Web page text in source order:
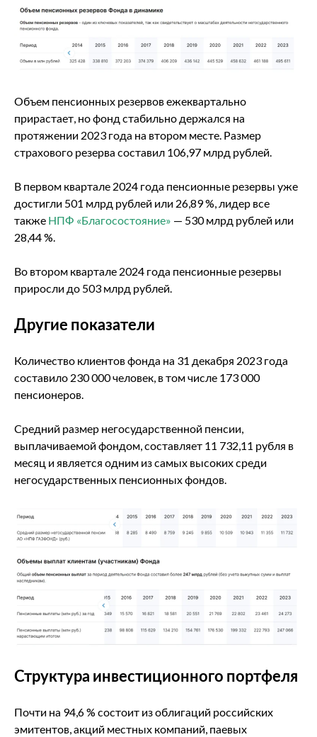
Объем пенсионных резервов ежеквартально
прирастает, но фонд стабильно держался на
протяжении 2023 года на втором месте. Размер
страхового резерва составил 106,97 млрд рублей.
В первом квартале 2024 года пенсионные резервы уже
достигли 501 млрд рублей или 26,89 %, лидер все
также НПФ «Благосостояние» — 530 млрд рублей или
28,44 %.
Во втором квартале 2024 года пенсионные резервы
приросли до 503 млрд рублей.
Другие показатели
Количество клиентов фонда на 31 декабря 2023 года
составило 230 000 человек, в том числе 173 000
пенсионеров.
Средний размер негосударственной пенсии,
выплачиваемой фондом, составляет 11 732,11 рубля в
месяц и является одним из самых высоких среди
негосударственных пенсионных фондов.
Структура инвестиционного портфеля
Почти на 94,6 % состоит из облигаций российских
эмитентов, акций местных компаний, паевых